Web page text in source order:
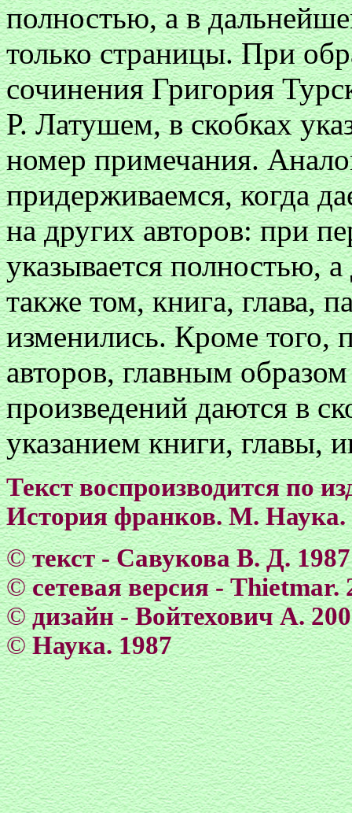
полностью, а в
только страницы. При
сочинения Григория
Р. Латушем, в скобках
номер примечания.
придерживаемся, когда
на других авторов: при
указывается полностью,
также том, книга, глава,
изменились. Кроме того,
авторов, главным
произведений даются в
указанием книги, главы,
Текст воспроизводится по
История франков. М. Наука.
© текст - Савукова В. Д. 1987
©сетевая версия - Тhietmar.
© дизайн - Войтехович А.
© Наука. 1987